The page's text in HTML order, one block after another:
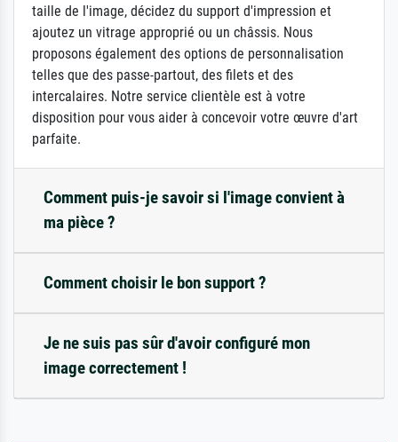
taille de l'image, décidez du support d'impression et
ajoutez un vitrage approprié ou un châssis. Nous
proposons également des options de personnalisation
telles que des passe-partout, des filets et des
intercalaires. Notre service clientèle est à votre
disposition pour vous aider à concevoir votre œuvre d'art
parfaite.
Comment puis-je savoir si l'image convient à
ma pièce ?
Comment choisir le bon support ?
Je ne suis pas sûr d'avoir configuré mon
image correctement !